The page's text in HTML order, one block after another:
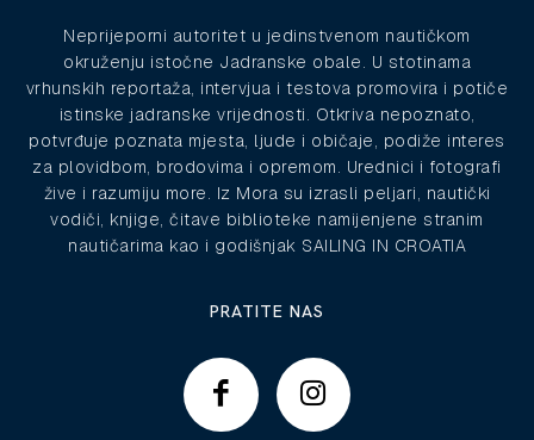
Neprijeporni autoritet u jedinstvenom nautičkom
okruženju istočne Jadranske obale. U stotinama
vrhunskih reportaža, intervjua i testova promovira i potiče
istinske jadranske vrijednosti. Otkriva nepoznato,
potvrđuje poznata mjesta, ljude i običaje, podiže interes
za plovidbom, brodovima i opremom. Urednici i fotografi
žive i razumiju more. Iz Mora su izrasli peljari, nautički
vodiči, knjige, čitave biblioteke namijenjene stranim
nautičarima kao i godišnjak SAILING IN CROATIA
PRATITE NAS